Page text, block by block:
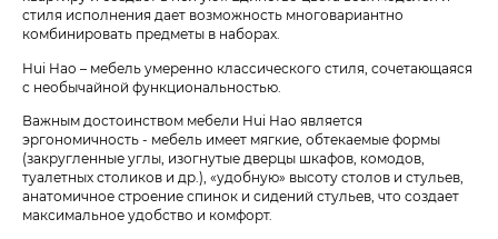
стиля исполнения дает возможность многовариантно
комбинировать предметы в наборах.
Hui Hao – мебель умеренно классического стиля, сочетающаяся
с необычайной функциональностью.
Важным достоинством мебели Hui Hao является
эргономичность - мебель имеет мягкие, обтекаемые формы
(закругленные углы, изогнутые дверцы шкафов, комодов,
туалетных столиков и др.), «удобную» высоту столов и стульев,
анатомичное строение спинок и сидений стульев, что создает
максимальное удобство и комфорт.